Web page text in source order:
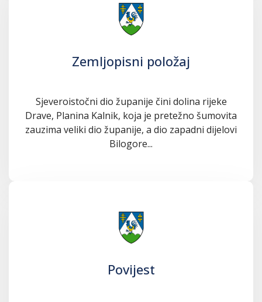
Zemljopisni položaj
Sjeveroistočni dio županije čini dolina rijeke
Drave, Planina Kalnik, koja je pretežno šumovita
zauzima veliki dio županije, a dio zapadni dijelovi
Bilogore...
Povijest